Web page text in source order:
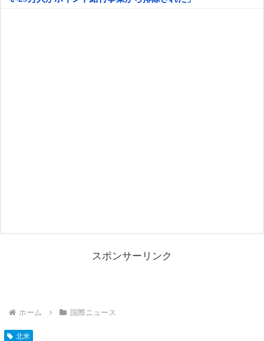
スポンサーリンク
ホーム 国際ニュース
北米